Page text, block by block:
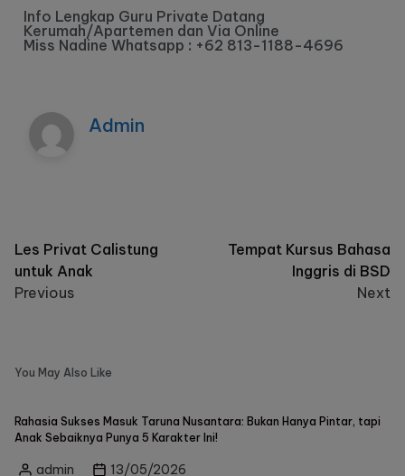
Info Lengkap Guru Private Datang
Kerumah/Apartemen dan Via Online
Miss Nadine Whatsapp : +62 813-1188-4696
Admin
Les Privat Calistung
untuk Anak
Previous
Tempat Kursus Bahasa
Inggris di BSD
Next
You May Also Like
Rahasia Sukses Masuk Taruna Nusantara: Bukan Hanya Pintar, tapi
Anak Sebaiknya Punya 5 Karakter Ini!
admin 13/05/2026